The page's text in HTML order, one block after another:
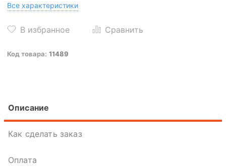
Все характеристики
Код товара: 11489
Описание
Как сделать заказ
Оплата